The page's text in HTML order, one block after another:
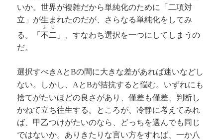
いか。世界が複雑だから単純化のために「二項対
立」が生まれたのだが、さらなる単純化をしてみ
る。「不二
ふじ
」、すなわち選択を一つにしてしまうの
だ。
選択すべき A とBの間に大きな差があれば迷いなどし
ない。しかし、
A とBが拮抗すると悩む。いずれにも
捨てがたいほどの良さがあり、僅差も僅差、判断し
かねて立ち往生する。ところが、冷静に考えてみれ
ば、甲乙つけがたいのなら、どっちを選んでも同じ
ではないか。ありきたりな言い方をすれば、一か八